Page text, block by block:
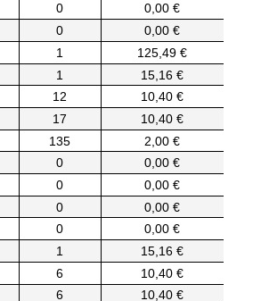
0
0,00 €
0
0,00 €
1
125,49 €
1
15,16 €
12
10,40 €
17
10,40 €
135
2,00 €
0
0,00 €
0
0,00 €
0
0,00 €
0
0,00 €
1
15,16 €
6
10,40 €
6
10,40 €